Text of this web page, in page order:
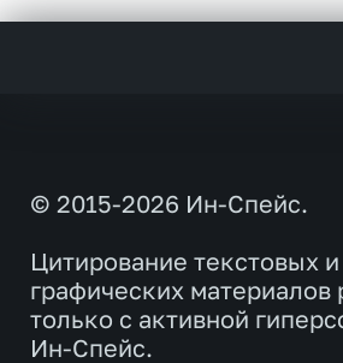
© 2015-2026 Ин-Спейс.
Цитирование текстовых
графических материалов
только с активной
Ин-Спейс.